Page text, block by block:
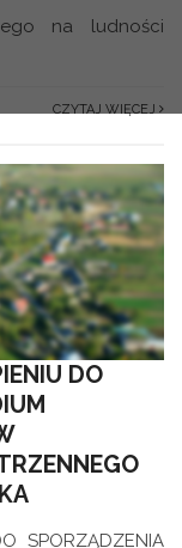
na ludności
CZYTAJ WIĘCEJ
DO
SPORZĄDZENIA